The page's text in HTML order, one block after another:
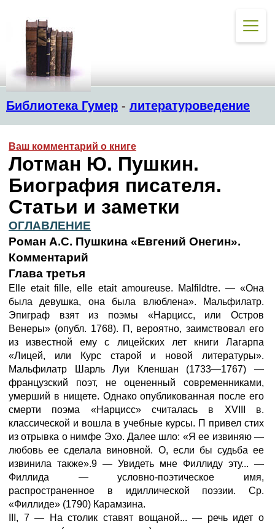
Библиотека Гумер - литературоведение
Ваш комментарий о книге
Лотман Ю. Пушкин.
Биография писателя.
Статьи и заметки
ОГЛАВЛЕНИЕ
Роман А.С. Пушкина «Евгений Онегин».
Комментарий
Глава третья
Elle etait fille, elle etait amoureuse. Malfildtre. — «Она
была девушка, она была влюблена». Мальфилатр.
Эпиграф взят из поэмы «Нарцисс, или Остров
Венеры» (опубл. 1768). П, вероятно, заимствовал его
из известной ему с лицейских лет книги Лагарпа
«Лицей, или Курс старой и новой литературы».
Мальфилатр Шарль Луи Кленшан (1733—1767) —
французский поэт, не оцененный современниками,
умерший в нищете. Однако опубликованная после его
смерти поэма «Нарцисс» считалась в XVIII в.
классической и вошла в учебные курсы. П привел стих
из отрывка о нимфе Эхо. Далее шло: «Я ее извиняю —
любовь ее сделала виновной. О, если бы судьба ее
извинила также».9 — Увидеть мне Филлиду эту... —
Филлида — условно-поэтическое имя,
распространенное в идиллической поэзии. Ср.
«Филлиде» (1790) Карамзина.
III, 7 — На столик ставят вощаной... — речь идет о